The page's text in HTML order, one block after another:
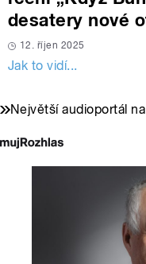
desatery nové
12. říjen 2025
Jak to vidí...
Největší audioportál